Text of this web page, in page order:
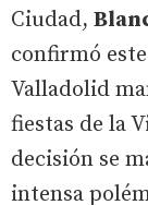
Ciudad,
confirmó
Valladolid
fiestas de la
decisión se
intensa